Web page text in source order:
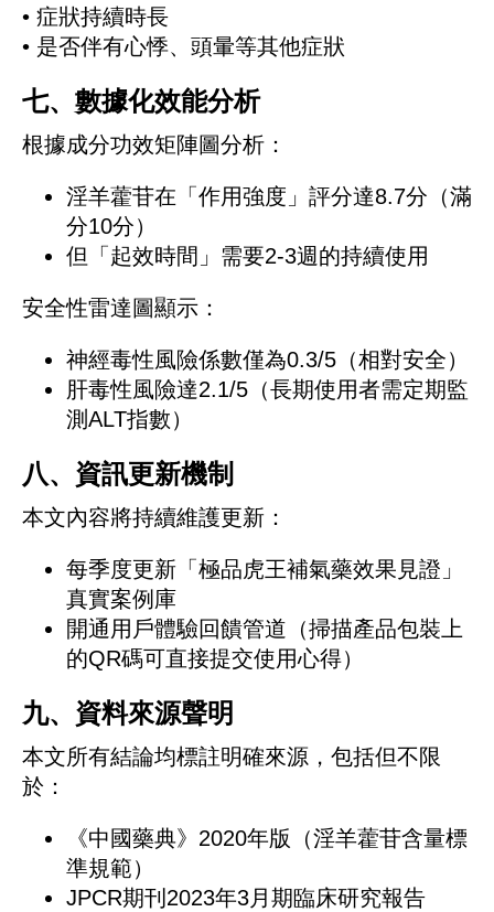
• 症狀持續時長
• 是否伴有心悸、頭暈等其他症狀
七、數據化效能分析
根據成分功效矩陣圖分析：
淫羊藿苷在「作用強度」評分達8.7分（滿
分10分）
但「起效時間」需要2-3週的持續使用
安全性雷達圖顯示：
神經毒性風險係數僅為0.3/5（相對安全）
肝毒性風險達2.1/5（長期使用者需定期監
測ALT指數）
八、資訊更新機制
本文內容將持續維護更新：
每季度更新「極品虎王補氣藥效果見證」
真實案例庫
開通用戶體驗回饋管道（掃描產品包裝上
的QR碼可直接提交使用心得）
九、資料來源聲明
本文所有結論均標註明確來源，包括但不限
於：
《中國藥典》2020年版（淫羊藿苷含量標
準規範）
JPCR期刊2023年3月期臨床研究報告